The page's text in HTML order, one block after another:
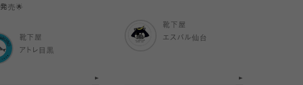
屋』 発売🌟
靴下屋
アトレ目黒
靴下屋
エスパル仙台